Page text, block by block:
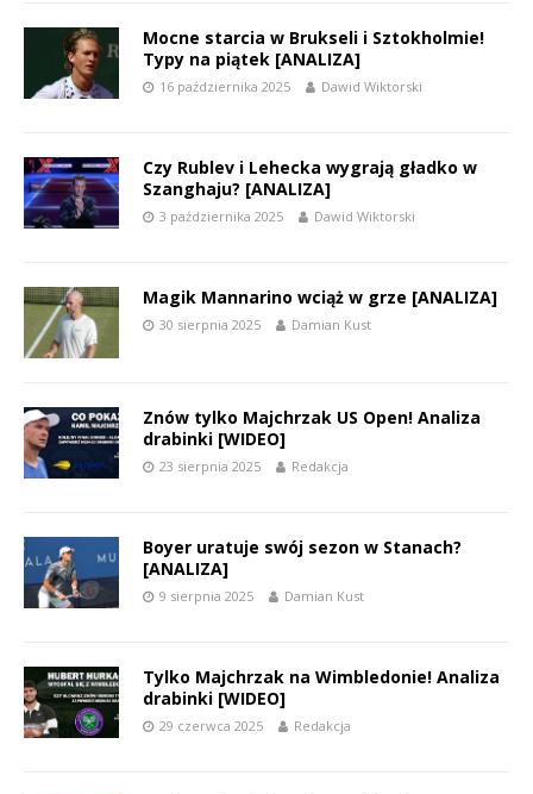
Mocne starcia w Brukseli i Sztokholmie!
Typy na piątek [ANALIZA]
16 października 2025 Dawid Wiktorski
Czy Rublev i Lehecka wygrają gładko w
Szanghaju? [ANALIZA]
3 października 2025 Dawid Wiktorski
Magik Mannarino wciąż w grze [ANALIZA]
30 sierpnia 2025 Damian Kust
Znów tylko Majchrzak US Open! Analiza
drabinki [WIDEO]
23 sierpnia 2025 Redakcja
Boyer uratuje swój sezon w Stanach?
[ANALIZA]
9 sierpnia 2025 Damian Kust
Tylko Majchrzak na Wimbledonie! Analiza
drabinki [WIDEO]
29 czerwca 2025 Redakcja